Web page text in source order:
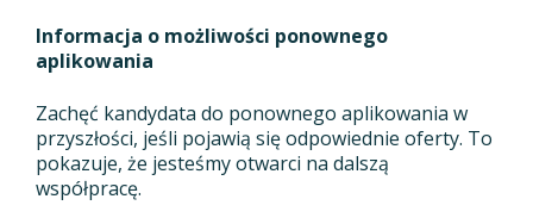
Informacja o możliwości ponownego
aplikowania
Zachęć kandydata do ponownego aplikowania w
przyszłości, jeśli pojawią się odpowiednie oferty. To
pokazuje, że jesteśmy otwarci na dalszą
współpracę.